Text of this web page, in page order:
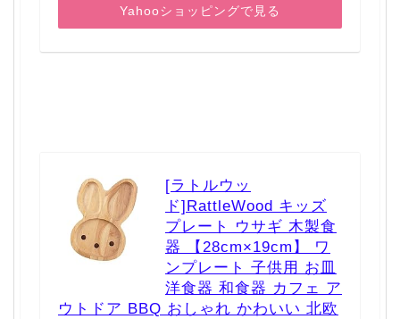
Yahooショッピングで見る
[ラトルウッ
ド]RattleWood キッズ
プレート ウサギ 木製食
器 【28cm×19cm】 ワ
ンプレート 子供用 お皿
洋食器 和食器 カフェ ア
ウトドア BBQ おしゃれ かわいい 北欧